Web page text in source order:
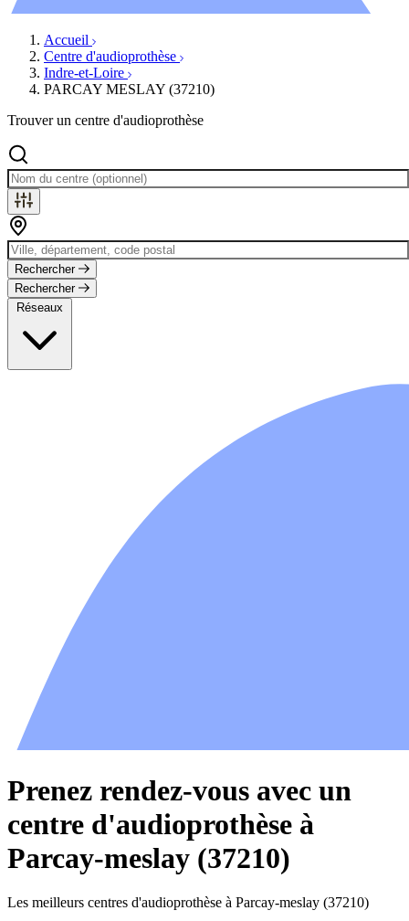
Accueil
Centre d'audioprothèse
Indre-et-Loire
PARCAY MESLAY (37210)
Trouver un centre d'audioprothèse
Rechercher
Rechercher
Réseaux
Prenez rendez-vous avec un
centre d'audioprothèse à
Parcay-meslay (37210)
Les meilleurs centres d'audioprothèse à Parcay-meslay (37210)